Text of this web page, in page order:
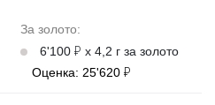
За золото:
6'100 ₽ х 4,2 г за золото
Оценка: 25'620 ₽